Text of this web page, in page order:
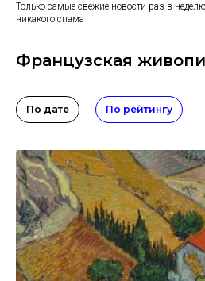
Только самые свежие новости раз в
никакого спама
Французская
По дате По рейтингу